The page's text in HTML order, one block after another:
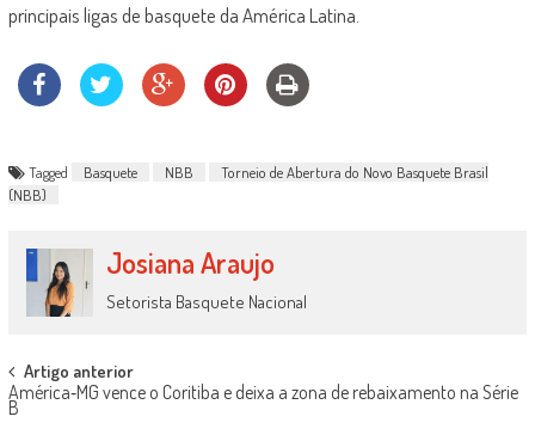
principais ligas de basquete da América Latina.
Tagged Basquete NBB
Torneio de Abertura do Novo Basquete Brasil
(NBB)
Josiana Araujo
Setorista Basquete Nacional
Post
navigation
Artigo anterior
América‑MG vence o Coritiba e deixa a zona de rebaixamento na Série
B